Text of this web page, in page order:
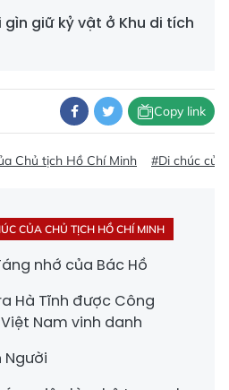
giữ kỷ vật ở Khu di tích
Copy link
Chủ tịch Hồ Chí Minh #Di chúc
CỦA CHỦ TỊCH HỒ CHÍ MINH
nhớ của Bác Hồ
Hà Tĩnh được Công
Nam vinh danh
Người